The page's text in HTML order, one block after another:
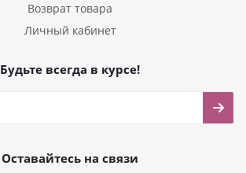
Возврат товара
Личный кабинет
Будьте всегда в курсе!
Оставайтесь на связи